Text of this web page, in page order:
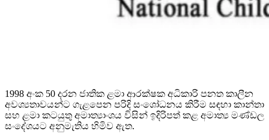
1998 අංක 50 දරන ජාතික ළමා ආරක්ෂක අධිකාරි පනත කාලීන
අවශ්‍යතාවයන්ට ගැළපෙන පරිදි සංශෝධනය කිරීම සඳහා කාන්තා
සහ ළමා කටයුතු අමාත්‍යාංශය විසින් ඉදිරිපත් කළ අමාත්‍ය මණ්ඩල
සංදේශයට අනුමැතිය හිමිව ඇත.